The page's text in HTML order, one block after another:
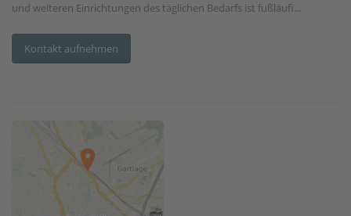
und weiteren Einrichtungen des täglichen Bedarfs ist fußläufi...
Kontakt aufnehmen